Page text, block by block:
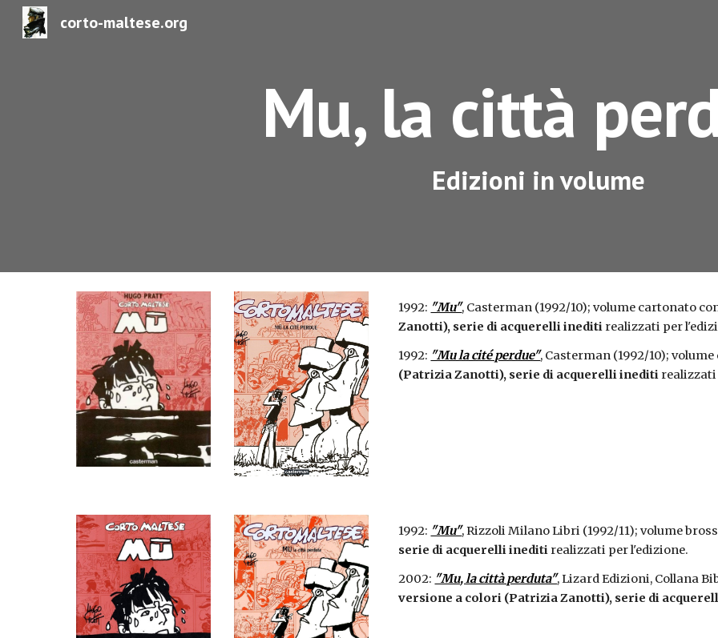
corto-maltese.org
Mu, la città
Edizioni in volume
1992: "Mu", Casterman (1992/10); volume cartonato
Zanotti), serie di acquerelli inediti realizzati per
1992: "Mu la cité perdue", Casterman (1992/10);
(Patrizia Zanotti), serie di acquerelli inediti realizzati
1992: "Mu", Rizzoli Milano Libri (1992/11); volume
serie di acquerelli inediti realizzati per l'edizione.
2002: "Mu, la città perduta"
versione a colori (Patrizia Zanotti), serie di